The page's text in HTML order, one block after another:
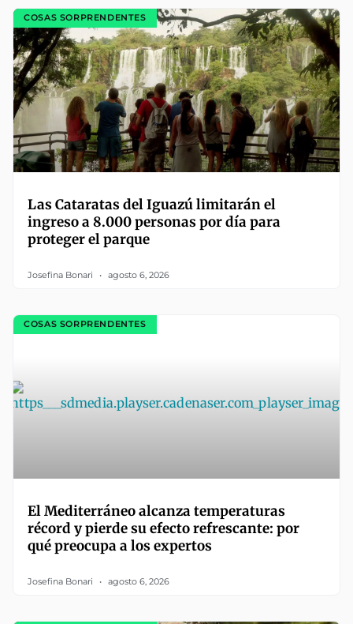
COSAS SORPRENDENTES
Las Cataratas del Iguazú limitarán el
ingreso a 8.000 personas por día para
proteger el parque
Josefina Bonari agosto 6, 2026
COSAS SORPRENDENTES
El Mediterráneo alcanza temperaturas
récord y pierde su efecto refrescante: por
qué preocupa a los expertos
Josefina Bonari agosto 6, 2026